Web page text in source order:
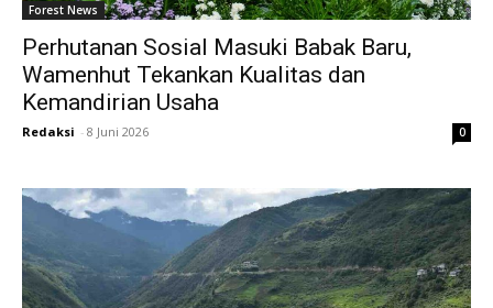
Forest News
Perhutanan Sosial Masuki Babak Baru,
Wamenhut Tekankan Kualitas dan
Kemandirian Usaha
Redaksi - 8 Juni 2026 0